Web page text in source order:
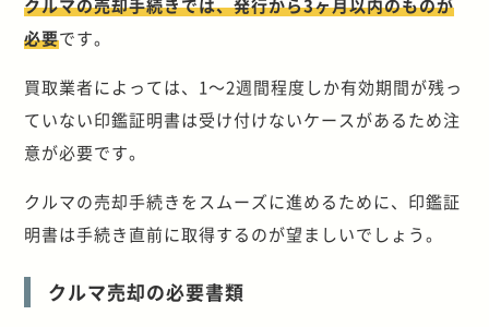
クルマの売却手続きでは、発行から3ヶ月以内のものが
必要です。
買取業者によっては、1～2週間程度しか有効期間が残っ
ていない印鑑証明書は受け付けないケースがあるため注
意が必要です。
クルマの売却手続きをスムーズに進めるために、印鑑証
明書は手続き直前に取得するのが望ましいでしょう。
クルマ売却の必要書類